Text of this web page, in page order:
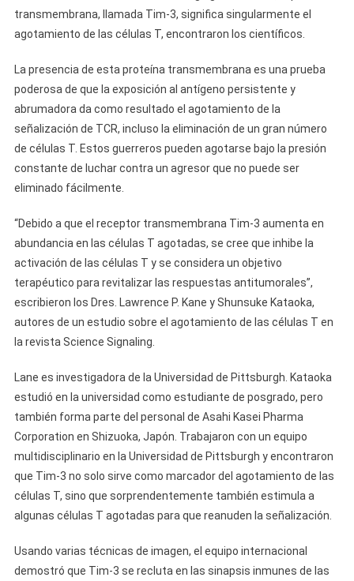
transmembrana, llamada Tim-3, significa singularmente el
agotamiento de las células T, encontraron los científicos.
La presencia de esta proteína transmembrana es una prueba
poderosa de que la exposición al antígeno persistente y
abrumadora da como resultado el agotamiento de la
señalización de TCR, incluso la eliminación de un gran número
de células T. Estos guerreros pueden agotarse bajo la presión
constante de luchar contra un agresor que no puede ser
eliminado fácilmente.
“Debido a que el receptor transmembrana Tim-3 aumenta en
abundancia en las células T agotadas, se cree que inhibe la
activación de las células T y se considera un objetivo
terapéutico para revitalizar las respuestas antitumorales”,
escribieron los Dres. Lawrence P. Kane y Shunsuke Kataoka,
autores de un estudio sobre el agotamiento de las células T en
la revista Science Signaling.
Lane es investigadora de la Universidad de Pittsburgh. Kataoka
estudió en la universidad como estudiante de posgrado, pero
también forma parte del personal de Asahi Kasei Pharma
Corporation en Shizuoka, Japón. Trabajaron con un equipo
multidisciplinario en la Universidad de Pittsburgh y encontraron
que Tim-3 no solo sirve como marcador del agotamiento de las
células T, sino que sorprendentemente también estimula a
algunas células T agotadas para que reanuden la señalización.
Usando varias técnicas de imagen, el equipo internacional
demostró que Tim-3 se recluta en las sinapsis inmunes de las